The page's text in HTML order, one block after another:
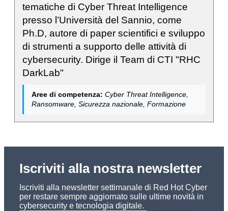
tematiche di Cyber Threat Intelligence
presso l’Università del Sannio, come
Ph.D, autore di paper scientifici e sviluppo
di strumenti a supporto delle attività di
cybersecurity. Dirige il Team di CTI "RHC
DarkLab"
Aree di competenza: Cyber Threat Intelligence,
Ransomware, Sicurezza nazionale, Formazione
Iscriviti alla nostra newsletter
Iscriviti alla newsletter settimanale di Red Hot Cyber
per restare sempre aggiornato sulle ultime novità in
cybersecurity e tecnologia digitale.